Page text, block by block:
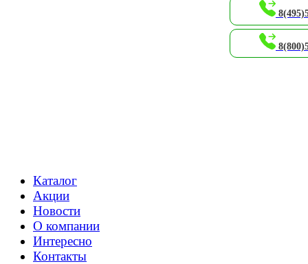
Каталог
Акции
Новости
О компании
Интересно
Контакты